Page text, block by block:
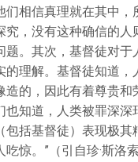
们相信真理就在其中，
究，没有这种确信的人
题。其次，基督徒对于
的理解。基督徒知道，
造的，因此有着尊贵和
也知道，人类被罪深深
包括基督徒）表现极其
惊。”（引自珍·斯洛